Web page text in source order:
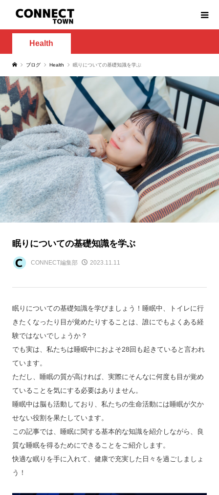
Health
ブログ Health 眠りについての基礎知識を学ぶ
眠りについての基礎知識を学ぶ
CONNECT編集部 2023.11.11
眠りについての基礎知識を学びましょう！睡眠中、トイレに行
きたくなったり目が覚めたりすることは、誰にでもよくある経
験ではないでしょうか？
でも実は、私たちは睡眠中におよそ28回も起きていると言われ
ています。
ただし、睡眠の質が高ければ、実際にそんなに何度も目が覚め
ていることを気にする必要はありません。
睡眠中は脳も活動しており、私たちの生命活動には睡眠が欠か
せない役割を果たしています。
この記事では、睡眠に関する基本的な知識を紹介しながら、良
質な睡眠を得るためにできることをご紹介します。
快適な眠りを手に入れて、健康で充実した日々を過ごしましょ
う！